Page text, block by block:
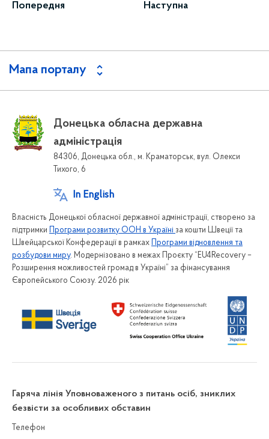
Попередня Наступна
Мапа порталу
Донецька обласна державна
адміністрація
84306, Донецька обл., м. Краматорськ, вул. Олекси
Тихого, 6
In English
Власність Донецької обласної державної адміністрації, створено за
підтримки Програми розвитку ООН в Україні за кошти Швеції та
Швейцарської Конфедерації в рамках Програми відновлення та
розбудови миру. Модернізовано в межах Проєкту “EU4Recovery –
Розширення можливостей громад в Україні” за фінансування
Європейського Союзу. 2026 рік
Гаряча лінія Уповноваженого з питань осіб, зниклих
безвісти за особливих обставин
Телефон